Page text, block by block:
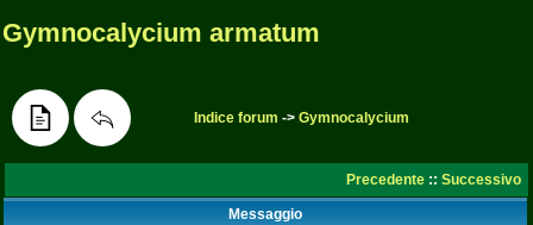
Gymnocalycium armatum
Indice forum -> Gymnocalycium
Precedente :: Successivo
Messaggio